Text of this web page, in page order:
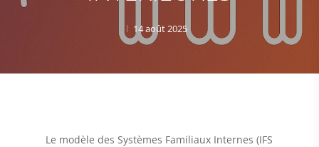
14 août 2025
Le modèle des Systèmes Familiaux Internes (IFS